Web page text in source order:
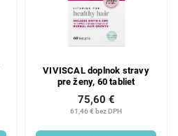
VIVISCAL doplnok stravy
pre ženy, 60 tabliet
61,46 € bez DPH
75,60 €